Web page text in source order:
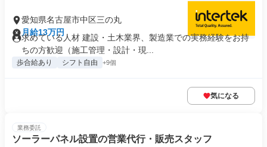
愛知県名古屋市中区三の丸
月給13万円
求めている人材 建設・土木業界、製造業での実務経験をお持
ちの方歓迎（施工管理・設計・現...
歩合給あり シフト自由 +9個
気になる
業務委託
ソーラーパネル設置の営業代行・販売スタッフ